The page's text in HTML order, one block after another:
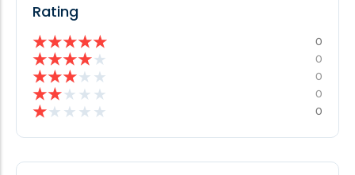
Rating
★★★★★ 0
★★★★★ 0
★★★★ ★ 0
★★★ ★ ★ 0
★★ ★ ★ ★ 0